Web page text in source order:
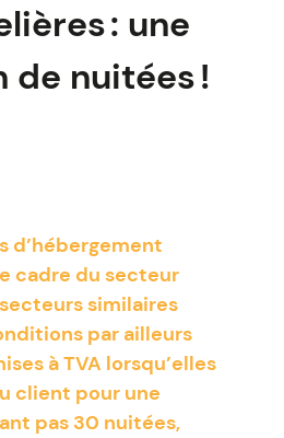
: une
de nuitées !
d’hébergement
cadre du secteur
similaires
par ailleurs
à TVA lorsqu’elles
client pour une
pas 30 nuitées,